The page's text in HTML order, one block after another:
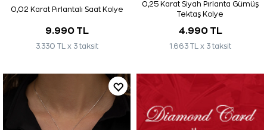
0,02 Karat Pırlantalı Saat Kolye
9.990 TL
3.330 TL x 3 taksit
0,25 Karat Siyah Pırlanta Gümüş
Tektaş Kolye
4.990 TL
1.663 TL x 3 taksit